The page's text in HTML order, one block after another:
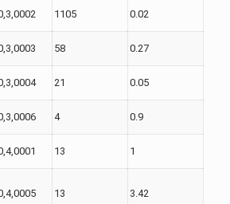
1105 0.02
58 0.27
21 0.05
4 0.9
13 1
13 3.42